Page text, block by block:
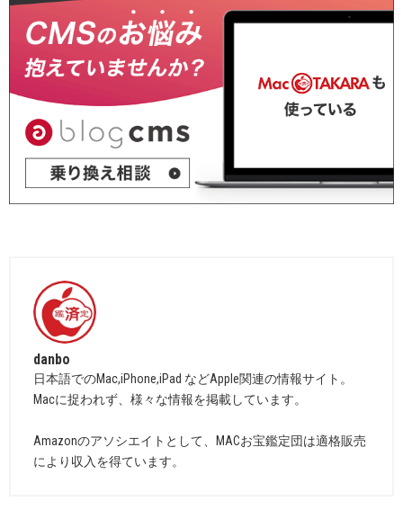
danbo
日本語でのMac,iPhone,iPad などApple関連の情報サイト。
Macに捉われず、様々な情報を掲載しています。
Amazonのアソシエイトとして、MACお宝鑑定団は適格販売
により収入を得ています。